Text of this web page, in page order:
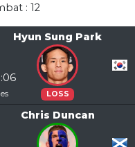
: 12
Hyun Sung Park
LOSS
Chris Duncan